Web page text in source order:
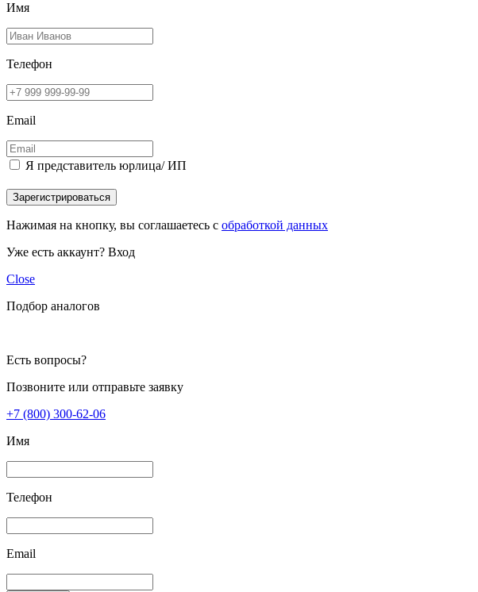
Имя
Телефон
Email
Я представитель юрлица/ ИП
Зарегистрироваться
Нажимая на кнопку, вы соглашаетесь с обработкой данных
Уже есть аккаунт? Вход
Close
Подбор аналогов
Есть вопросы?
Позвоните или отправьте заявку
+7 (800) 300-62-06
Имя
Телефон
Email